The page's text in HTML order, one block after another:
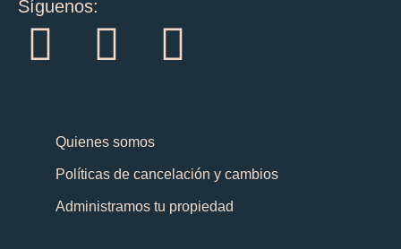
Síguenos:
I
s
a
F
c
e
b
T
t
o
Quienes somos
Políticas de cancelación y cambios
Administramos tu propiedad